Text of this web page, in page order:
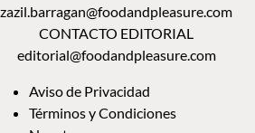
zazil.barragan@foodandpleasure.com
CONTACTO EDITORIAL
editorial@foodandpleasure.com
Aviso de Privacidad
Términos y Condiciones